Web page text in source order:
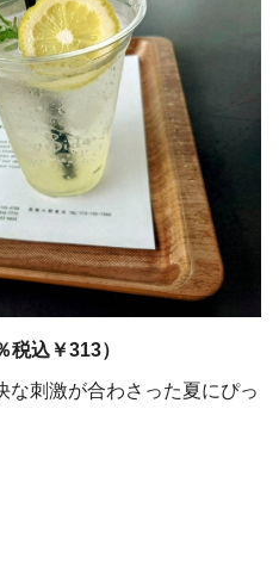
税込￥313）
な刺激が合わさった夏にぴっ